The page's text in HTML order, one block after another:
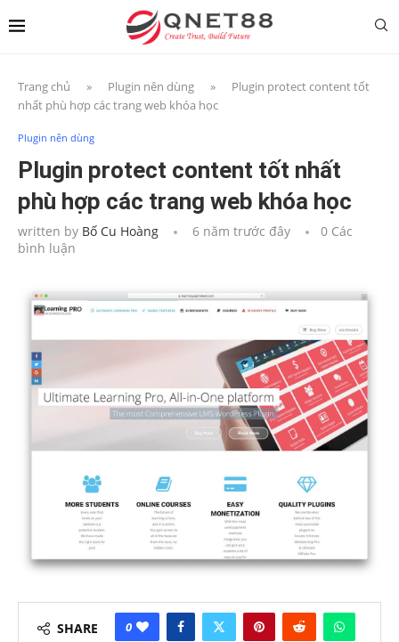
Trang chủ » Plugin nên dùng »
Plugin protect content tốt
nhất phù hợp các trang web khóa học
Plugin nên dùng
Plugin protect content tốt nhất
phù hợp các trang web khóa học
written by Bố Cu Hoàng 6 năm trước đây
0 Các
bình luận
SHARE 0